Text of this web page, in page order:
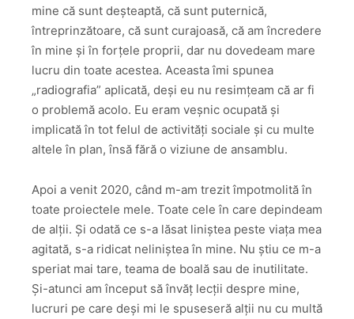
mine că sunt deșteaptă, că sunt puternică,
întreprinzătoare, că sunt curajoasă, că am încredere
în mine și în forțele proprii, dar nu dovedeam mare
lucru din toate acestea. Aceasta îmi spunea
„radiografia” aplicată, deși eu nu resimțeam că ar fi
o problemă acolo. Eu eram veșnic ocupată și
implicată în tot felul de activități sociale și cu multe
altele în plan, însă fără o viziune de ansamblu.
Apoi a venit 2020, când m-am trezit împotmolită în
toate proiectele mele. Toate cele în care depindeam
de alții. Și odată ce s-a lăsat liniștea peste viața mea
agitată, s-a ridicat neliniștea în mine. Nu știu ce m-a
speriat mai tare, teama de boală sau de inutilitate.
Și-atunci am început să învăț lecții despre mine,
lucruri pe care deși mi le spuseseră alții nu cu multă